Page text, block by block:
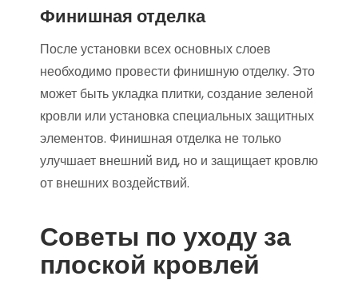
Финишная отделка
После установки всех основных слоев
необходимо провести финишную отделку. Это
может быть укладка плитки, создание зеленой
кровли или установка специальных защитных
элементов. Финишная отделка не только
улучшает внешний вид, но и защищает кровлю
от внешних воздействий.
Советы по уходу за
плоской кровлей